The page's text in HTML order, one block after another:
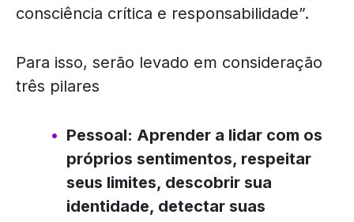
consciência crítica e responsabilidade”.
Para isso, serão levado em consideração
três pilares
Pessoal: Aprender a lidar com os
próprios sentimentos, respeitar
seus limites, descobrir sua
identidade, detectar suas